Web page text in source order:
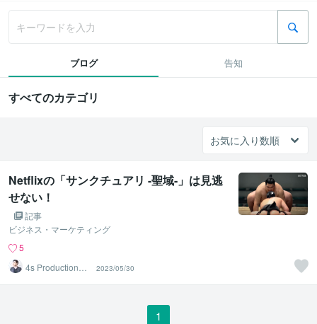
ブログ 告知
すべてのカテゴリ
Netflixの「サンクチュアリ -聖域-」は見逃
せない！
記事
ビジネス・マーケティング
5
4s Production
2023/05/30
1